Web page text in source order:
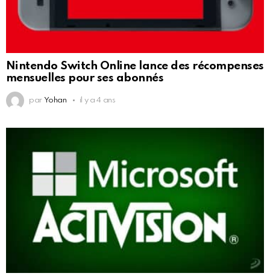
Nintendo Switch Online lance des récompenses
mensuelles pour ses abonnés
par Yohan il y a 4 ans